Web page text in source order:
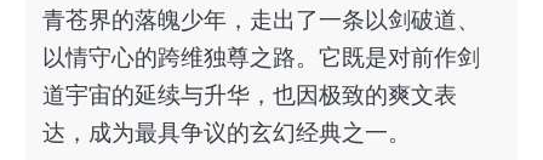
青苍界的落魄少年，走出了一条以剑破道、
以情守心的跨维独尊之路。它既是对前作剑
道宇宙的延续与升华，也因极致的爽文表
达，成为最具争议的玄幻经典之一。